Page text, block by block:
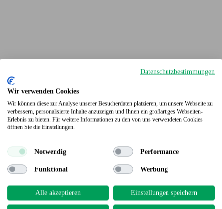
Terrassendielen
Datenschutzbestimmungen
Wir verwenden Cookies
Wir können diese zur Analyse unserer Besucherdaten platzieren, um unsere Webseite zu
verbessern, personalisierte Inhalte anzuzeigen und Ihnen ein großartiges Webseiten-
Erlebnis zu bieten. Für weitere Informationen zu den von uns verwendeten Cookies
öffnen Sie die Einstellungen.
Notwendig Performance
Funktional Werbung
Alle akzeptieren Einstellungen speichern